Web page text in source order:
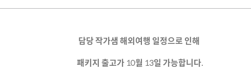
담당 작가샘 해외여행 일정으로 인해
패키지 출고가 10월 13일 가능합니다.